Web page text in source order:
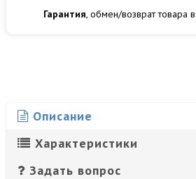
Гарантия, обмен/возврат товара
Описание
Характеристики
Задать вопрос